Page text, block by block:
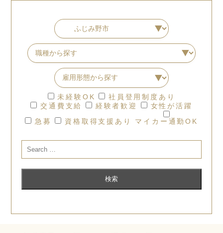
未経験OK
社員登用制度あり
交通費支給
経験者歓迎
女性が活躍
急募
資格取得支援あり マイカー通勤OK